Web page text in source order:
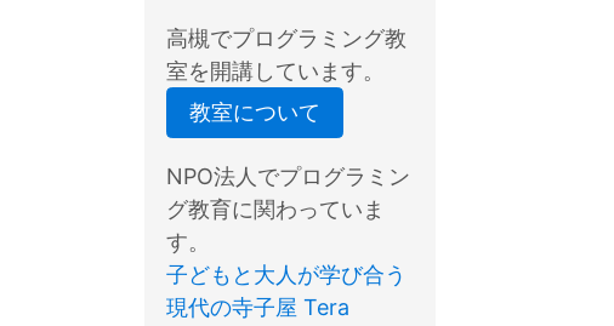
高槻でプログラミング教
室を開講しています。
教室について
NPO法人でプログラミン
グ教育に関わっていま
す。
子どもと大人が学び合う
現代の寺子屋 Tera